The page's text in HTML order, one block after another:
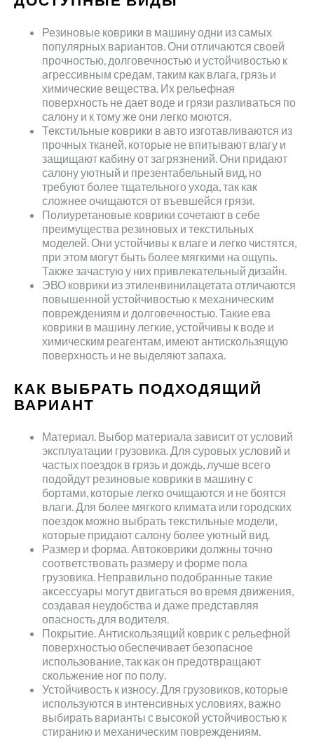
Резиновые коврики в машину одни из самых
популярных вариантов. Они отличаются своей
прочностью, долговечностью и устойчивостью к
агрессивным средам, таким как влага, грязь и
химические вещества. Их рельефная
поверхность не дает воде и грязи разливаться по
салону и к тому же они легко моются.
Текстильные коврики в авто изготавливаются из
прочных тканей, которые не впитывают влагу и
защищают кабину от загрязнений. Они придают
салону уютный и презентабельный вид, но
требуют более тщательного ухода, так как
сложнее очищаются от въевшейся грязи.
Полиуретановые коврики сочетают в себе
преимущества резиновых и текстильных
моделей. Они устойчивы к влаге и легко чистятся,
при этом могут быть более мягкими на ощупь.
Также зачастую у них привлекательный дизайн.
ЭВО коврики из этиленвинилацетата отличаются
повышенной устойчивостью к механическим
повреждениям и долговечностью. Такие ева
коврики в машину легкие, устойчивы к воде и
химическим реагентам, имеют антискользящую
поверхность и не выделяют запаха.
КАК ВЫБРАТЬ ПОДХОДЯЩИЙ
ВАРИАНТ
Материал. Выбор материала зависит от условий
эксплуатации грузовика. Для суровых условий и
частых поездок в грязь и дождь, лучше всего
подойдут резиновые коврики в машину с
бортами, которые легко очищаются и не боятся
влаги. Для более мягкого климата или городских
поездок можно выбрать текстильные модели,
которые придают салону более уютный вид.
Размер и форма. Автоковрики должны точно
соответствовать размеру и форме пола
грузовика. Неправильно подобранные такие
аксессуары могут двигаться во время движения,
создавая неудобства и даже представляя
опасность для водителя.
Покрытие. Антискользящий коврик с рельефной
поверхностью обеспечивает безопасное
использование, так как он предотвращают
скольжение ног по полу.
Устойчивость к износу. Для грузовиков, которые
используются в интенсивных условиях, важно
выбирать варианты с высокой устойчивостью к
стиранию и механическим повреждениям.